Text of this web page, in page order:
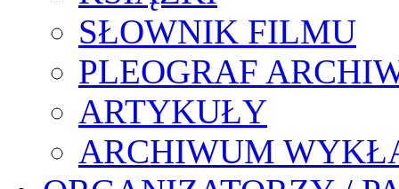
SŁOWNIK FILMU
PLEOGRAF
ARTYKUŁY
ARCHIWUM